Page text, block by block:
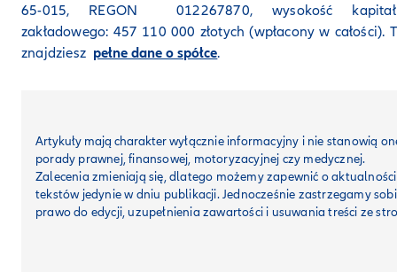
65-015, REGON 012267870, wysokość
zakładowego: 457 110 000 złotych (wpłacony w całości).
znajdziesz pełne dane o spółce.
Artykuły mają charakterwyłącznie informacyjny i nie stanowią
porady prawnej, finansowej, motoryzacyjnej czy medycznej.
Zalecenia zmieniają się, dlatego możemy zapewnić o aktualności
tekstów jedynie w dniu publikacji. Jednocześnie zastrzegamy
prawo do edycji, uzupełnienia zawartości i usuwania treści ze